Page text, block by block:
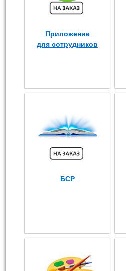
Приложение
для сотрудников
БСР